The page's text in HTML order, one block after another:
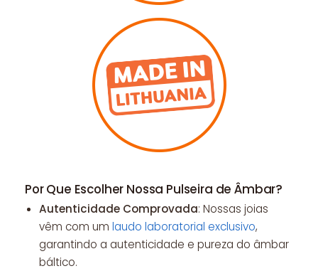
Por Que Escolher Nossa Pulseira de Âmbar?
Autenticidade Comprovada: Nossas joias
vêm com um laudo laboratorial exclusivo,
garantindo a autenticidade e pureza do âmbar
báltico.